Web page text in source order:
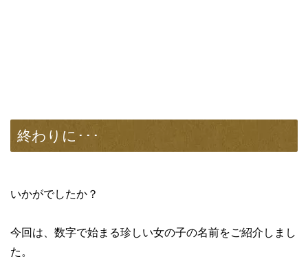
終わりに･･･
いかがでしたか？
今回は、数字で始まる珍しい女の子の名前をご紹介しまし
た。